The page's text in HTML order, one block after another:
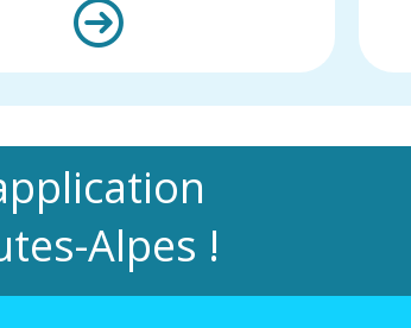
Alpes !